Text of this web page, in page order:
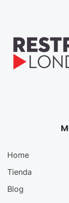
Home
Tienda
Blog